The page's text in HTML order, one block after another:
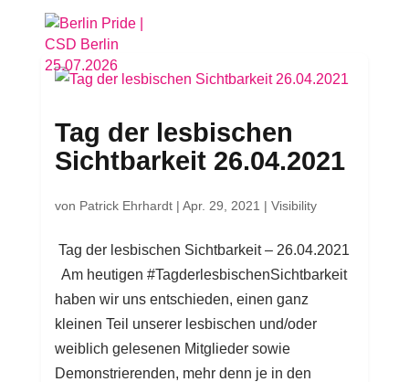
Tag der lesbischen
Sichtbarkeit 26.04.2021
von Patrick Ehrhardt| Apr. 29, 2021 | Visibility
Tag der lesbischen Sichtbarkeit – 26.04.2021
Am heutigen #TagderlesbischenSichtbarkeit
haben wir uns entschieden, einen ganz
kleinen Teil unserer lesbischen und/oder
weiblich gelesenen Mitglieder sowie
Demonstrierenden, mehr denn je in den